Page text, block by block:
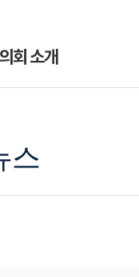
회 소개
스